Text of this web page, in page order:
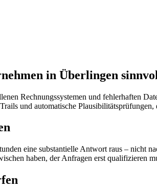
in Überlingen
Rechnungssystemen und fehlerhaften
und automatische
eine substantielle Antwort raus – nicht
haben, der Anfragen erst qualifizieren